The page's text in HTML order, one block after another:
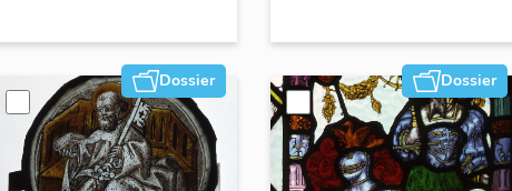
Dossier Dossier